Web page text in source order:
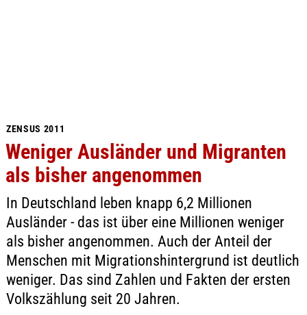
ZENSUS 2011
Weniger Ausländer und Migranten
als bisher angenommen
In Deutschland leben knapp 6,2 Millionen
Ausländer - das ist über eine Millionen weniger
als bisher angenommen. Auch der Anteil der
Menschen mit Migrationshintergrund ist deutlich
weniger. Das sind Zahlen und Fakten der ersten
Volkszählung seit 20 Jahren.